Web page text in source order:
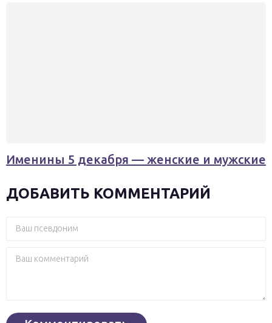
Именины 5 декабря — женские и мужские
ДОБАВИТЬ КОММЕНТАРИЙ